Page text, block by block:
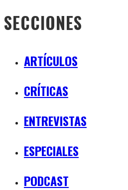
SECCIONES
ARTÍCULOS
CRÍTICAS
ENTREVISTAS
ESPECIALES
PODCAST